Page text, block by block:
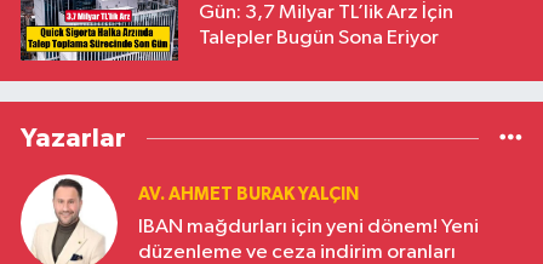
Gün: 3,7 Milyar TL’lik Arz İçin
Talepler Bugün Sona Eriyor
Yazarlar
AV. AHMET BURAK YALÇIN
IBAN mağdurları için yeni dönem! Yeni
düzenleme ve ceza indirim oranları